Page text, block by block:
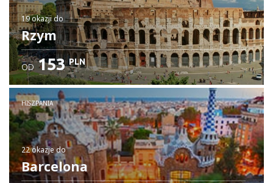
19 okazjido
Rzym
OD 153 PLN
HISZPANIA
22 okazjedo
Barcelona